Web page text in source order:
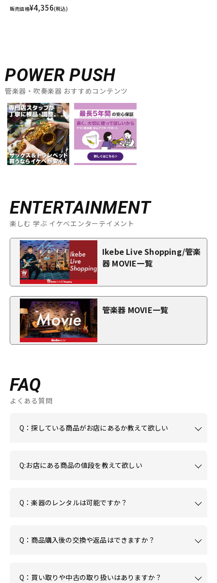
販売価格¥4,356(税込)
POWER PUSH
管楽器・吹奏楽器 おすすめコンテンツ
ENTERTAINMENT
楽しむ 学ぶ イケベエンターテイメント
Ikebe Live Shopping/管楽
器 MOVIE一覧
管楽器 MOVIE一覧
FAQ
よくある質問
Q：探している商品がお店にあるか教えて欲しい
Q:お店にある商品の値段を教えて欲しい
Q：楽器のレンタルは可能ですか？
Q：商品購入後の交換や返品はできますか？
Q：買い取りや中古の取り扱いはありますか？